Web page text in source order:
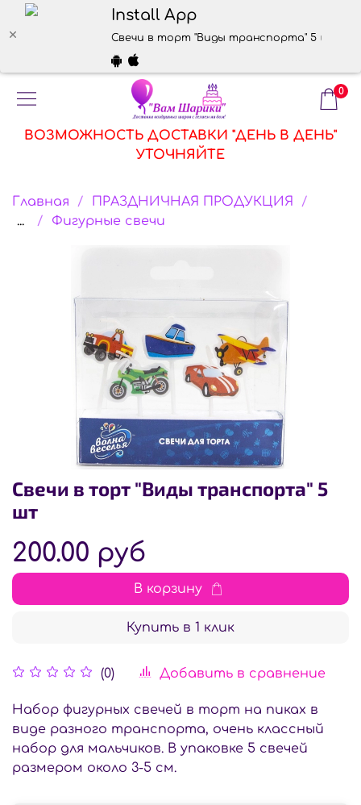
Install App
Свечи в торт "Виды транспорта" 5 шт –
0
ВОЗМОЖНОСТЬ ДОСТАВКИ "ДЕНЬ В ДЕНЬ"
УТОЧНЯЙТЕ
Главная
ПРАЗДНИЧНАЯ ПРОДУКЦИЯ
...
Фигурные свечи
Свечи в торт "Виды транспорта" 5
шт
(0) Добавить в сравнение
200.00 руб
В корзину
Купить в 1 клик
Набор фигурных свечей в торт на пиках в
виде разного транспорта, очень классный
набор для мальчиков. В упаковке 5 свечей
размером около 3-5 см.